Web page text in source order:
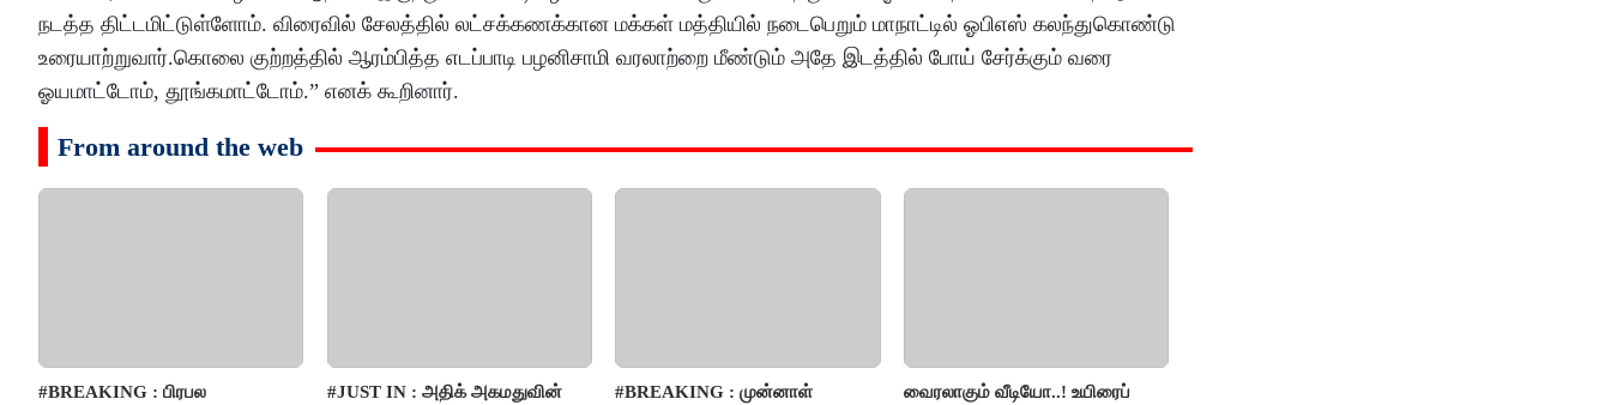
நடத்த திட்டமிட்டுள்ளோம். விரைவில் சேலத்தில் லட்சக்கணக்கான மக்கள் மத்தியில் நடைபெறும் மாநாட்டில் ஓபிஎஸ் கலந்துகொண்டு
உரையாற்றுவார்.கொலை குற்றத்தில் ஆரம்பித்த எடப்பாடி பழனிசாமி வரலாற்றை மீண்டும் அதே இடத்தில் போய் சேர்க்கும் வரை
ஓயமாட்டோம், தூங்கமாட்டோம்.” எனக் கூறினார்.
From around the web
#BREAKING : பிரபல
#JUST IN : அதிக் அகமதுவின்
#BREAKING : முன்னாள்
வைரலாகும் வீடியோ..! உயிரைப்